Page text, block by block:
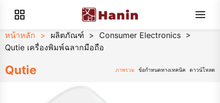
หน้าหลัก > ผลิตภัณฑ์ > Consumer Electronics >
Qutie เครื่องพิมพ์ฉลากมือถือ
Qutie ภาพรวม ข้อกำหนดทางเทคนิค ดาวน์โหลด